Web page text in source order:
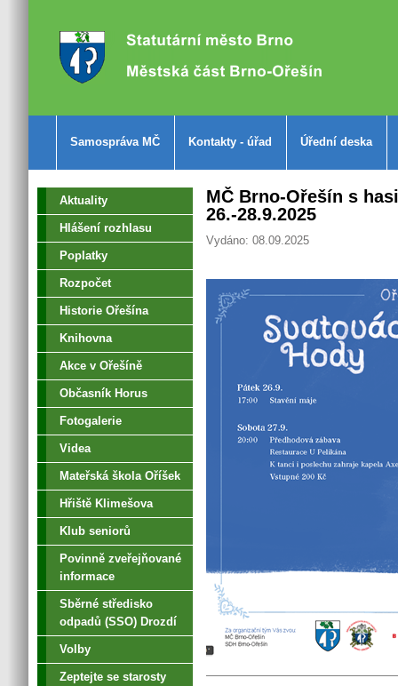
Samospráva MČ Kontakty - úřad Úřední deska
Aktuality
Hlášení rozhlasu
Poplatky
Rozpočet
Historie Ořešína
Knihovna
Akce v Ořešíně
Občasník Horus
Fotogalerie
Videa
Mateřská škola Oříšek
Hřiště Klimešova
Klub seniorů
Povinně zveřejňované
informace
Sběrné středisko
odpadů (SSO) Drozdí
Volby
Zeptejte se starosty
MČ Brno-Ořešín s
26.-28.9.2025
Vydáno: 08.09.2025